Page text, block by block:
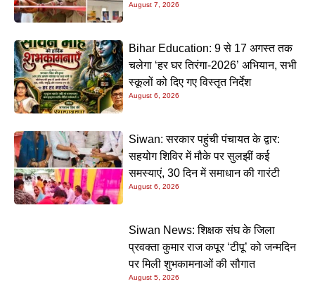
August 7, 2026
Bihar Education: 9 से 17 अगस्त तक
चलेगा ‘हर घर तिरंगा-2026’ अभियान, सभी
स्कूलों को दिए गए विस्तृत निर्देश
August 6, 2026
Siwan: सरकार पहुंची पंचायत के द्वार:
सहयोग शिविर में मौके पर सुलझीं कई
समस्याएं, 30 दिन में समाधान की गारंटी
August 6, 2026
Siwan News: शिक्षक संघ के जिला
प्रवक्ता कुमार राज कपूर ‘टीपू’ को जन्मदिन
पर मिली शुभकामनाओं की सौगात
August 5, 2026